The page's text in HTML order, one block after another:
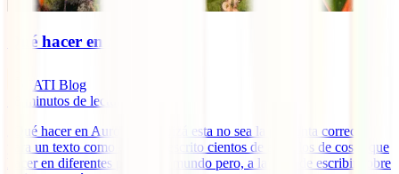
Qué hacer en Auroville
IATI Blog
minutos de lectura
¿Qué hacer en Auroville? Quizá esta no sea la pregunta correcta
para un texto como este. He escrito cientos de artículos de cosas que
hacer en diferentes partes del mundo pero, a la hora de escribir sobre